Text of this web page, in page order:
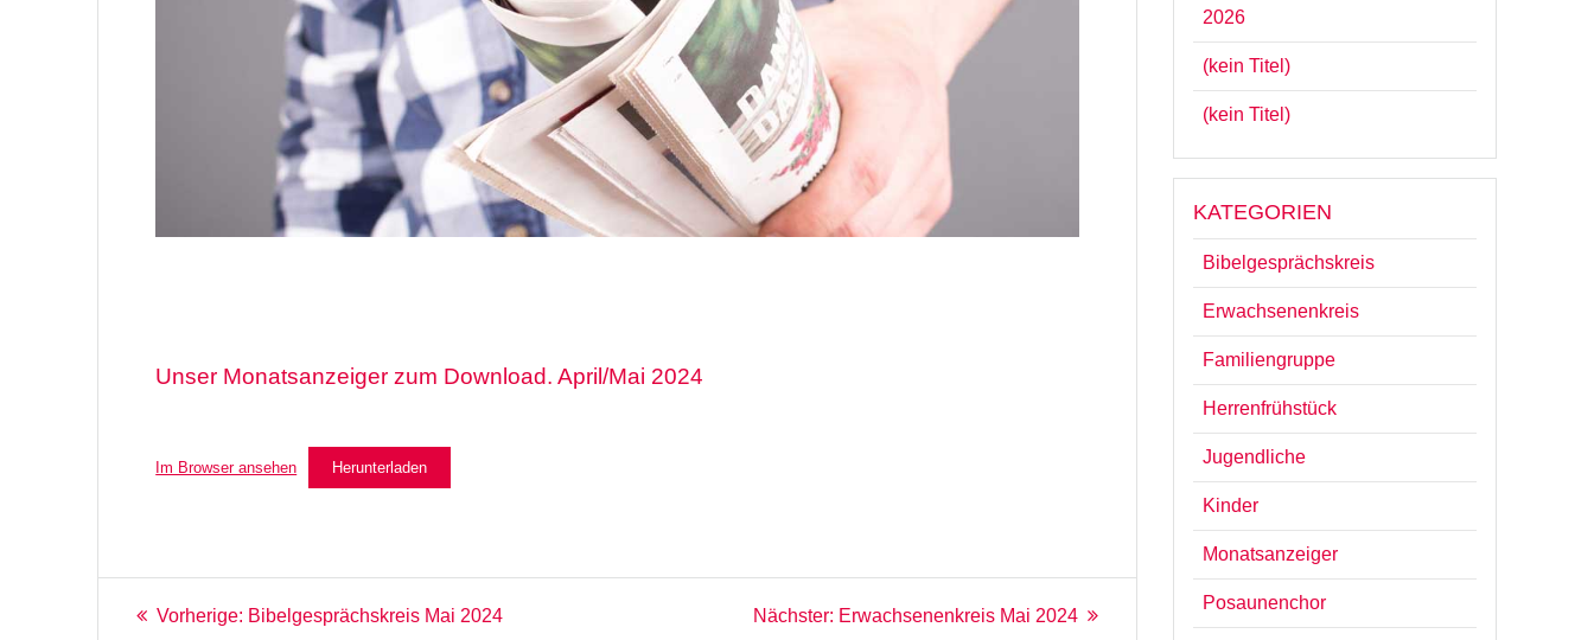
Unser Monatsanzeiger zum Download. April/Mai 2024
Im Browser ansehen Herunterladen
Vorherige: Vorheriger
Bibelgesprächskreis Mai 2024 Nächster: Nächster
Erwachsenenkreis Mai 2024
2026
(kein Titel)
(kein Titel)
KATEGORIEN
Bibelgesprächskreis
Erwachsenenkreis
Familiengruppe
Herrenfrühstück
Jugendliche
Kinder
Monatsanzeiger
Posaunenchor